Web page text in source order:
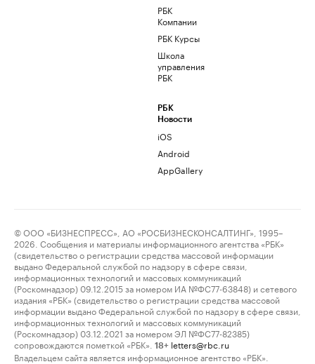
РБК
Компании
РБК Курсы
Школа
управления
РБК
РБК
Новости
iOS
Android
AppGallery
© ООО «БИЗНЕСПРЕСС», АО «РОСБИЗНЕСКОНСАЛТИНГ», 1995–
2026. Сообщения и материалы информационного агентства «РБК»
(свидетельство о регистрации средства массовой информации
выдано Федеральной службой по надзору в сфере связи,
информационных технологий и массовых коммуникаций
(Роскомнадзор) 09.12.2015 за номером ИА №ФС77-63848) и сетевого
издания «РБК» (свидетельство о регистрации средства массовой
информации выдано Федеральной службой по надзору в сфере связи,
информационных технологий и массовых коммуникаций
(Роскомнадзор) 03.12.2021 за номером ЭЛ №ФС77-82385)
сопровождаются пометкой «РБК».
18+ letters@rbc.ru
Владельцем сайта является информационное агентство «РБК».